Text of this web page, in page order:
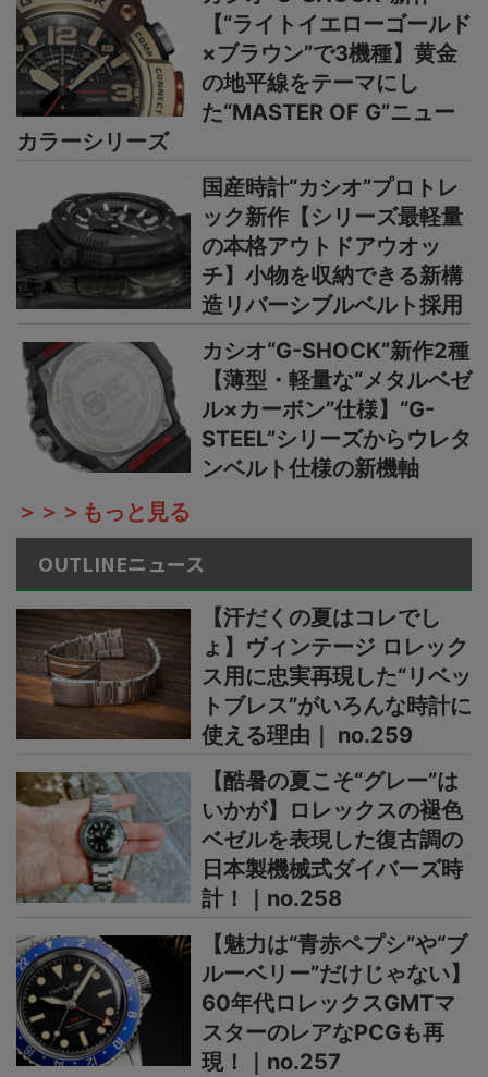
【“ライトイエローゴールド
×ブラウン”で3機種】黄金
の地平線をテーマにし
た“MASTER OF G”ニュー
カラーシリーズ
国産時計“カシオ”プロトレ
ック新作【シリーズ最軽量
の本格アウトドアウオッ
チ】小物を収納できる新構
造リバーシブルベルト採用
カシオ“G-SHOCK”新作2種
【薄型・軽量な“メタルベゼ
ル×カーボン”仕様】“G-
STEEL”シリーズからウレタ
ンベルト仕様の新機軸
＞＞＞もっと見る
OUTLINEニュース
【汗だくの夏はコレでし
ょ】ヴィンテージ ロレック
ス用に忠実再現した“リベッ
トブレス”がいろんな時計に
使える理由｜ no.259
【酷暑の夏こそ“グレー”は
いかが】ロレックスの褪色
ベゼルを表現した復古調の
日本製機械式ダイバーズ時
計！｜no.258
【魅力は“青赤ペプシ”や“ブ
ルーベリー”だけじゃない】
60年代ロレックスGMTマ
スターのレアなPCGも再
現！｜no.257